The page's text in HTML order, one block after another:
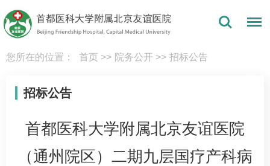
您所在的位置： 首页 >> 院务公开 >> 招标公告
招标公告
首都医科大学附属北京友谊医院
（通州院区）二期九层国疗产科病